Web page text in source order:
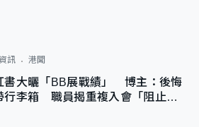
訊 港聞
書大曬「BB展戰績」 博主：後悔
行李箱 職員揭重複入會「阻止唔